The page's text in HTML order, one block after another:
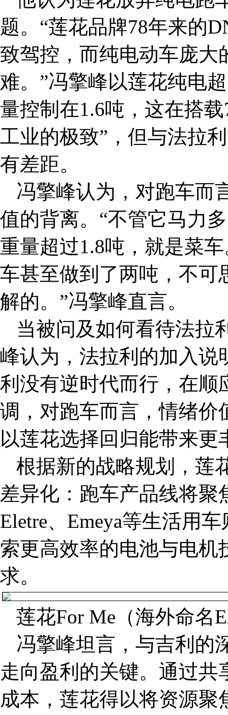
题。“莲花品牌78年来的
致驾控，而纯电动车庞大
难。”冯擎峰以莲花纯电
量控制在1.6吨，这在搭
工业的极致”，但与法拉
有差距。
冯擎峰认为，对跑车而
值的背离。“不管它马力
重量超过1.8吨，就是菜
车甚至做到了两吨，不可
解的。”冯擎峰直言。
当被问及如何看待法拉
峰认为，法拉利的加入说
利没有逆时代而行，在顺
调，对跑车而言，情绪价
以莲花选择回归能带来
根据新的战略规划，莲
差异化：跑车产品线将
Eletre、Emeya等生活用
索更高效率的电池与电
求。
莲花For Me（海外命名
冯擎峰坦言，与吉利的
走向盈利的关键。通过
成本，莲花得以将资源